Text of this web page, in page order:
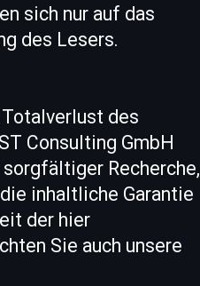
sich nur auf das
des Lesers.
des
Consulting GmbH
Recherche,
inhaltliche Garantie
der hier
Sie auch unsere